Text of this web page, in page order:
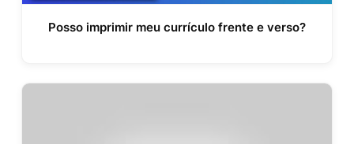
Posso imprimir meu currículo frente e verso?